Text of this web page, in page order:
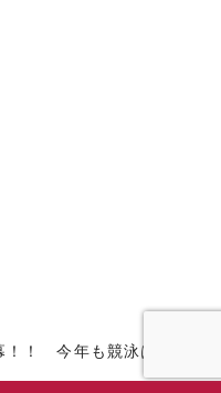
今年も競泳は記録ラッシュ